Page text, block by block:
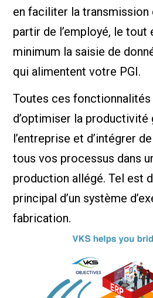
en faciliter la
partir de l’employé, le tout
minimum la saisie de
qui alimentent votre PGI.
Toutes ces
d’optimiser la productivité
l’entreprise et d’intégrer
tous vos processus dans
production allégé. Tel est
principal d’un système
fabrication.